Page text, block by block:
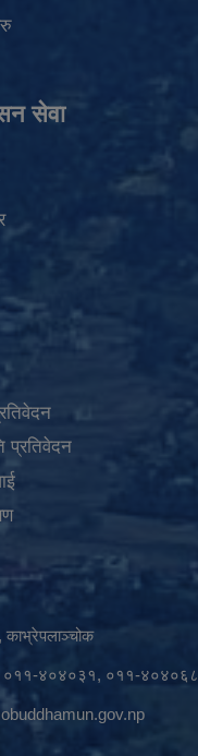
सेवा
प्रतिवेदन
काभ्रेपलाञ्चोक
०११-४०४०३१, ०११-४०४०६८